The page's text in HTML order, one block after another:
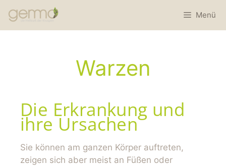
Menü
Warzen
Die Erkrankung und
ihre Ursachen
Sie können am ganzen Körper auftreten,
zeigen sich aber meist an Füßen oder